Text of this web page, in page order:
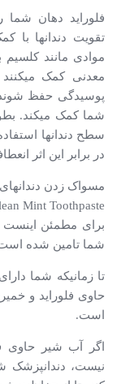
فلوراید دهان
تقویت دندان­ها با
موادی مانند کلسیم
معدنی کمک
پوسیدگی حفظ شوند.
شما کمک می­کند.
سطح دندانها
در برابر این اثر
مسواک زدن دندان­های
برای مطمئن اینست
شما تامین شده
تا زمانیکه شما
حاوی فلوراید و
است.
اگر آب شیر حاوی
نیست، دندانپزشک